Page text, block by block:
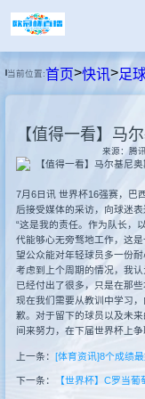
当前位置:首页>快讯>足
来源：腾
7月6日讯 世界杯16强赛，巴
后接受媒体的采访，向球迷表
“这是我的责任。作为队长，
代能够心无旁骛地工作，这
望公众能对年轻球员多一份
考虑到上个周期的情况，我
已经付出了很多，只是在那
现在我们需要从教训中学习
歉。对于留下的球员以及未
间来努力，在下届世界杯上
上一条： [体育资讯]8个成绩
下一条： 【世界杯】C罗当